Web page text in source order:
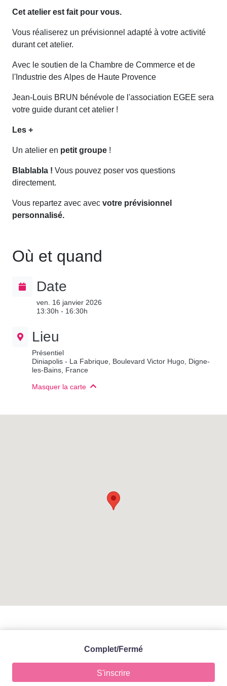
Cet atelier est fait pour vous.
Vous réaliserez un prévisionnel adapté à votre activité
durant cet atelier.
Avec le soutien de la Chambre de Commerce et de
l'Industrie des Alpes de Haute Provence
Jean-Louis BRUN bénévole de l'association EGEE sera
votre guide durant cet atelier !
Les +
Un atelier enpetit groupe!
Blablabla !Vous pouvez poser vos questions
directement.
Vous repartez avec avecvotre prévisionnel
personnalisé.
Où et quand
Date
ven. 16 janvier 2026
13:30h - 16:30h
Lieu
Présentiel
Diniapolis - La Fabrique, Boulevard Victor Hugo, Digne-
les-Bains, France
Masquer la carte
Complet/Fermé
S'inscrire